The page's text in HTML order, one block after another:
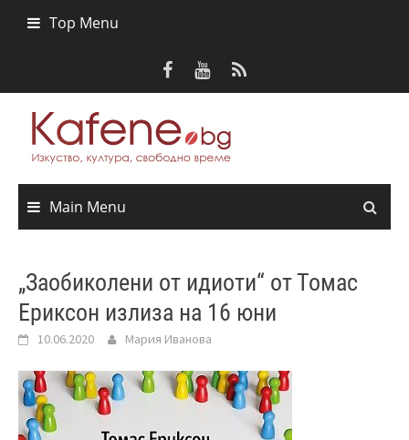
Top Menu
Main Menu
„Заобиколени от идиоти“ от Томас
Ериксон излиза на 16 юни
10.06.2020 Мария Иванова